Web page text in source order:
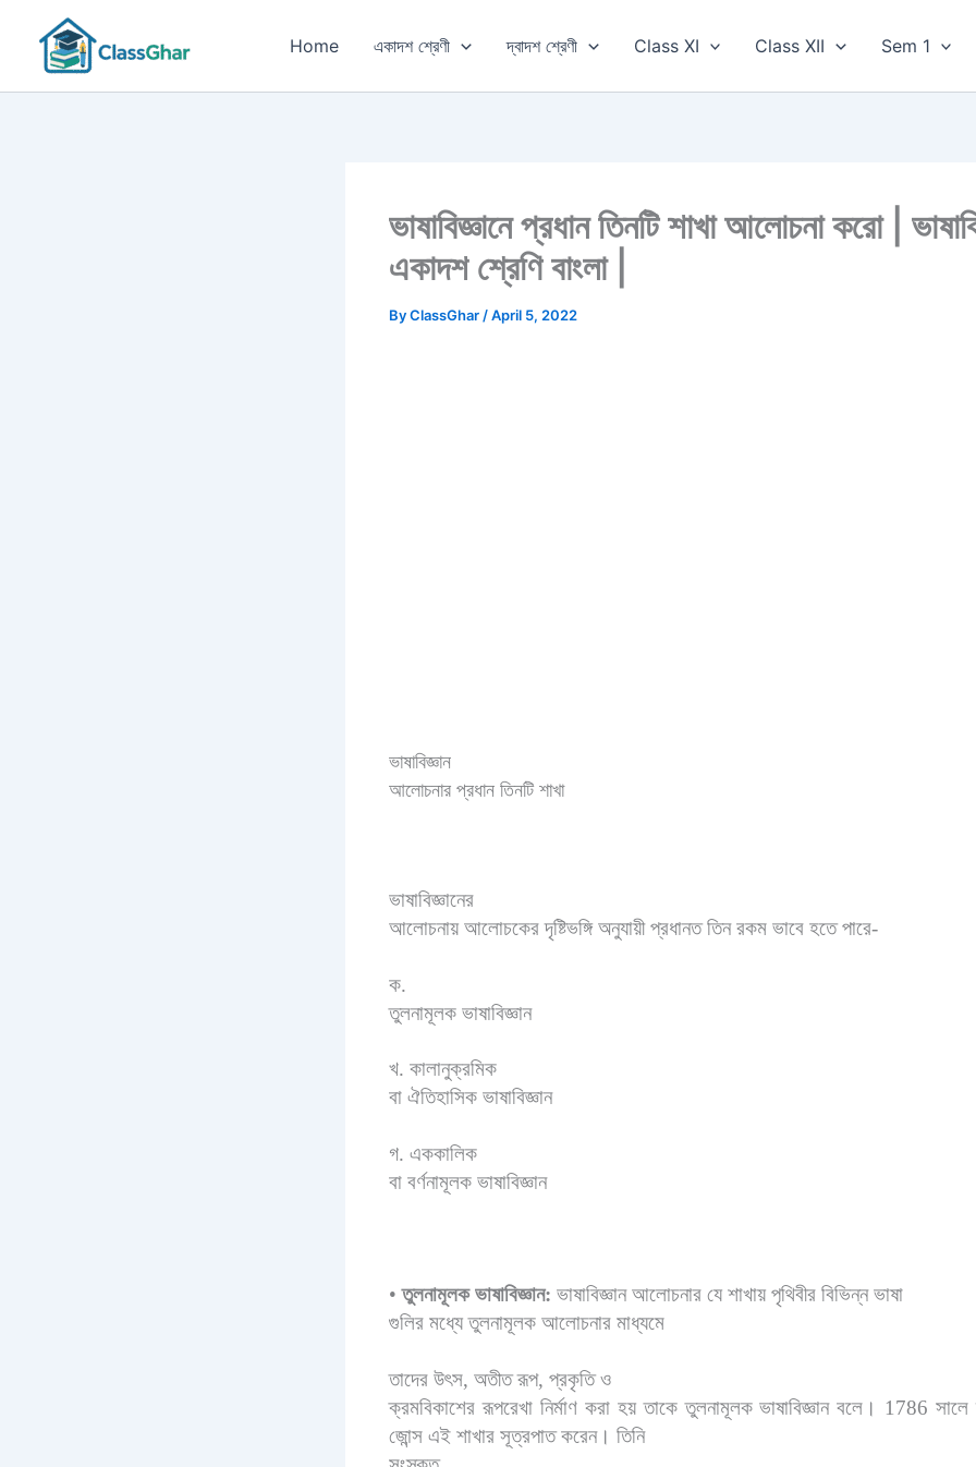
content
Home একাদশ শ্রেণী দ্বাদশ শ্রেণী Class XI Class XII Sem 1
ভাষাবিজ্ঞানে প্রধান তিনটি শাখা আলোচনা করো |
একাদশ শ্রেণি বাংলা |
ByClassGhar /April 5, 2022
ভাষাবিজ্ঞান
আলোচনার প্রধান তিনটি শাখা
ভাষাবিজ্ঞানের
আলোচনায় আলোচকের দৃষ্টিভঙ্গি অনুযায়ী প্রধানত তিন রকম ভাবে হতে পারে-
ক.
তুলনামূলক ভাষাবিজ্ঞান
খ. কালানুক্রমিক
বা ঐতিহাসিক ভাষাবিজ্ঞান
গ. এককালিক
বা বর্ণনামূলক ভাষাবিজ্ঞান
•তুলনামূলক ভাষাবিজ্ঞান: ভাষাবিজ্ঞান আলোচনার যে শাখায় পৃথিবীর বিভিন্ন ভাষা
গুলির মধ্যে তুলনামূলক আলোচনার মাধ্যমে
তাদের উৎস, অতীত রূপ, প্রকৃতি ও
ক্রমবিকাশের রূপরেখা নির্মাণ করা হয় তাকে তুলনামূলক ভাষাবিজ্ঞান বলে। 1786 সালে
জোন্স এই শাখার সূত্রপাত করেন। তিনি